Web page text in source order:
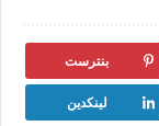
بنترست
لينكدين